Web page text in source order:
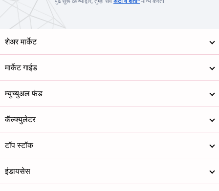
शेअर मार्केट
मार्केट गाईड
म्युच्युअल फंड
कॅल्क्युलेटर
टॉप स्टॉक
इंडायसेस